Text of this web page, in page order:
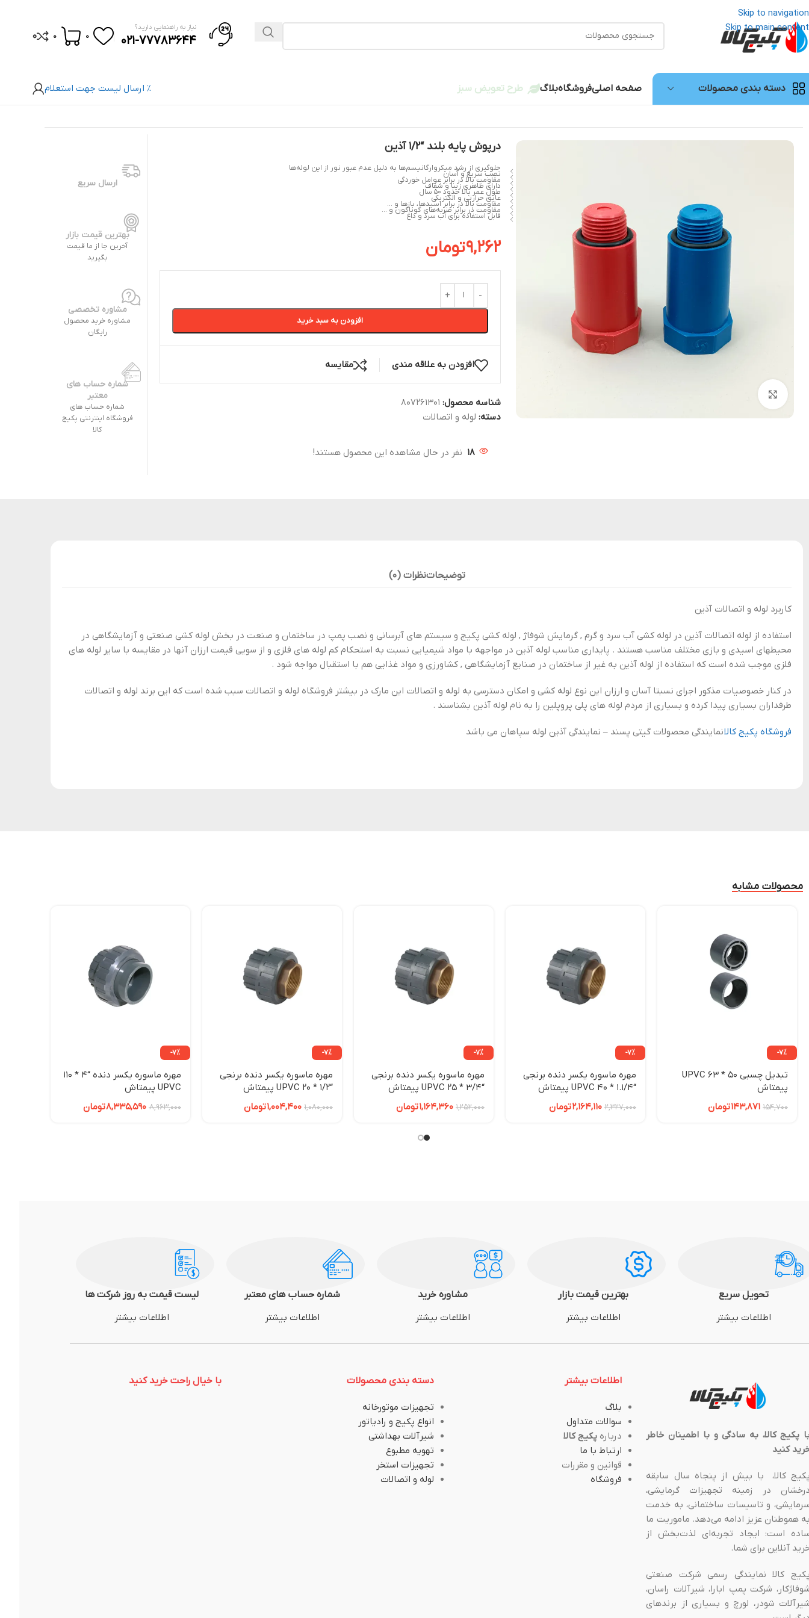
Skip to navigation
Skip to main content
نیاز به راهنمایی دارید؟
021-77783644
0
0
0
دسته بندی محصولات صفحه اصلیفروشگاهبلاگ طرح تعویض سبز % ارسال لیست جهت استعلام
درپوش پایه بلند “1/2 آذین
جلوگیری از رشد میکروارگانیسم‌ها به دلیل عدم عبور نور از این لوله‌ها
نصب سریع و آسان
مقاومت بالا در برابر عوامل خوردگی
دارای ظاهری زیبا و شفاف
طول عمر بالا حدود 50 سال
عایق حرارتی و الکتریکی
مقاومت بالا در برابر اسیدها، بازها و …
مقاومت در برابر ضربه‌های گوناگون و …
قابل استفاده برای آب سرد و داغ
9,262تومان
افزودن به سبد خرید
افزودن به علاقه مندی مقایسه
شناسه محصول: 807261301
دسته: لوله و اتصالات
18 نفر در حال مشاهده این محصول هستند!
ارسال سریع
بهترین قیمت بازار
آخرین جا از ما قیمت
بگیرید
مشاوره تخصصی
مشاوره خرید محصول
رایگان
شماره حساب های
معتبر
شماره حساب های
فروشگاه اینترنتی پکیج
کالا
توضیحاتنظرات (0)
کاربرد لوله و اتصالات آذین
استفاده از لوله اتصالات آذین در لوله کشی آب سرد و گرم , گرمایش شوفاژ , لوله کشی پکیج و سیستم های آبرسانی و نصب پمپ در ساختمان و صنعت در بخش لوله کشی صنعتی و آزمایشگاهی در
محیطهای اسیدی و بازی مختلف مناسب هستند . پایداری مناسب لوله آذین در مواجهه با مواد شیمیایی نسبت به استحکام کم لوله های فلزی و از سویی قیمت ارزان آنها در مقایسه با سایر لوله های
فلزی موجب شده است که استفاده از لوله آذین به غیر از ساختمان در صنایع آزمایشگاهی , کشاورزی و مواد غذایی هم با استقبال مواجه شود .
در کنار خصوصیات مذکور اجرای نسبتا آسان و ارزان این نوع لوله کشی و امکان دسترسی به لوله و اتصالات این مارک در بیشتر فروشگاه لوله و اتصالات سبب شده است که این برند لوله و اتصالات
طرفداران بسیاری پیدا کرده و بسیاری از مردم لوله های پلی پروپلین را به نام لوله آذین بشناسند .
فروشگاه پکیج کالانمایندگی محصولات گیتی پسند – نمایندگی آذین لوله سپاهان می باشد
محصولات مشابه
-7%
تبدیل چسبی 50 * 63 UPVC
پیمتاش
154,700
143,871تومان
-7%
مهره ماسوره یکسر دنده برنجی
“1.1/4 * 40 UPVC پیمتاش
2,327,000
2,164,110تومان
-7%
مهره ماسوره یکسر دنده برنجی
“3/4 * 25 UPVC پیمتاش
1,252,000
1,164,360تومان
-7%
مهره ماسوره یکسر دنده برنجی
“1/2 * 20 UPVC پیمتاش
1,080,000
1,004,400تومان
-7%
مهره ماسوره یکسر دنده “4 * 110
UPVC پیمتاش
8,963,000
8,335,590تومان
تحویل سریع
اطلاعات بیشتر
بهترین قیمت بازار
اطلاعات بیشتر
مشاوره خرید
اطلاعات بیشتر
شماره حساب های معتبر
اطلاعات بیشتر
لیست قیمت به روز شرکت ها
اطلاعات بیشتر
پکیج کالا، به سادگی و با اطمینان خاطر
کنید
کالا، با بیش از پنجاه سال سابقه
در زمینه تجهیزات گرمایشی،
و تاسیسات ساختمانی، به خدمت
هموطنان عزیز ادامه می‌دهد. ماموریت ما
است: ایجاد تجربه‌ای لذت‌بخش از
آنلاین برای شما.
کالا نمایندگی رسمی شرکت صنعتی
شرکت پمپ ابارا، شیرآلات راسان،
شودر، لورچ و بسیاری از برندهای
اطلاعات بیشتر
بلاگ
سوالات متداول
درباره پکیج کالا
ارتباط با ما
قوانین و مقررات
فروشگاه
دسته بندی محصولات
تجهیزات موتورخانه
انواع پکیج و رادیاتور
شیرآلات بهداشتی
تهویه مطبوع
تجهیزات استخر
لوله و اتصالات
با خیال راحت خرید کنید